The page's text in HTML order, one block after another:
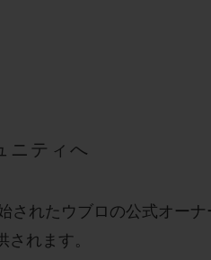
ニティへ
されたウブロの公式オー
れます。